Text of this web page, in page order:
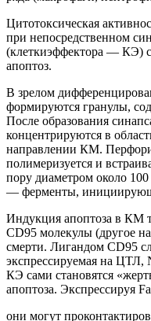
Цитотоксическая
при непосредственном
(клеткиэффектора — КЭ)
апоптоз.
В зрелом
формируются гранулы,
После образования
концентрируются в
направлении КМ.
полимеризуется и
пору диаметром около
— ферменты,
Индукция апоптоза в КМ
CD95 молекулы (другое
смерти. Лигандом CD95
экспрессируемая на ЦТЛ,
КЭ сами становятся
апоптоза. Экспрессируя
они могут